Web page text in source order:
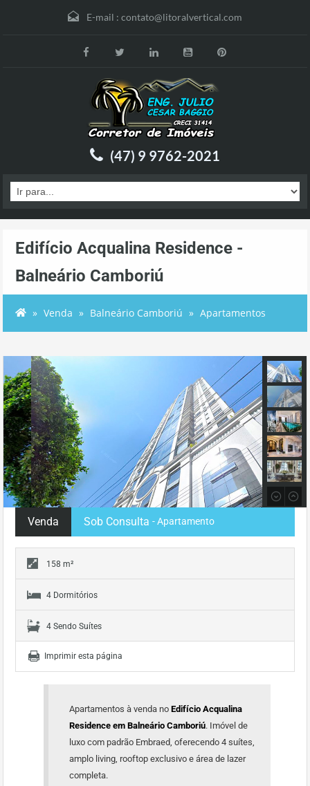
E-mail : contato@litoralvertical.com
(47) 9 9762-2021
Edifício Acqualina Residence -
Balneário Camboriú
Venda Balneário Camboriú Apartamentos
Venda Sob Consulta - Apartamento
158 m²
4 Dormitórios
4 Sendo Suítes
Imprimir esta página
Apartamentos à venda no Edifício Acqualina
Residence em Balneário Camboriú. Imóvel de
luxo com padrão Embraed, oferecendo 4 suítes,
amplo living, rooftop exclusivo e área de lazer
completa.